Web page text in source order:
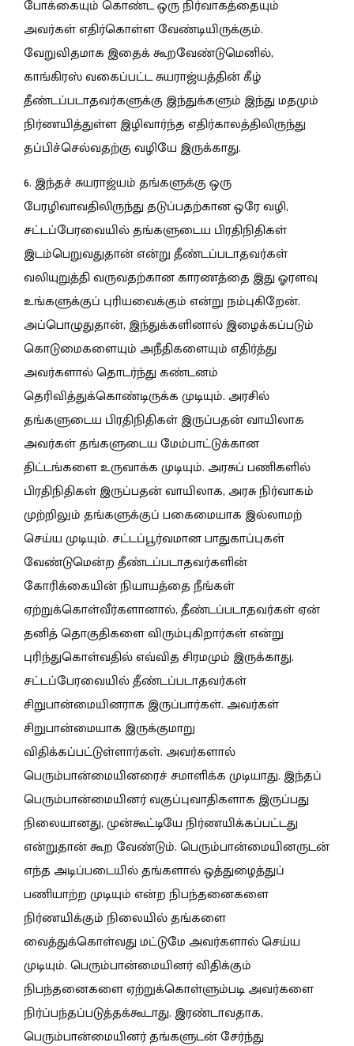
போக்கையும் கொண்ட ஒரு நிர்வாகத்தையும்
அவர்கள் எதிர்கொள்ள வேண்டியிருக்கும்.
வேறுவிதமாக இதைக் கூறவேண்டுமெனில்,
காங்கிரஸ் வகைப்பட்ட சுயராஜ்யத்தின் கீழ்
தீண்டப்படாதவர்களுக்கு இந்துக்களும் இந்து மதமும்
நிர்ணயித்துள்ள இழிவார்ந்த எதிர்காலத்திலிருந்து
தப்பிச்செல்வதற்கு வழியே இருக்காது.
6. இந்தச் சுயராஜ்யம் தங்களுக்கு ஒரு
பேரழிவாவதிலிருந்து தடுப்பதற்கான ஒரே வழி,
சட்டப்பேரவையில் தங்களுடைய பிரதிநிதிகள்
இடம்பெறுவதுதான் என்று தீண்டப்படாதவர்கள்
வலியுறுத்தி வருவதற்கான காரணத்தை இது ஓரளவு
உங்களுக்குப் புரியவைக்கும் என்று நம்புகிறேன்.
அப்பொழுதுதான், இந்துக்களினால் இழைக்கப்படும்
கொடுமைகளையும் அநீதிகளையும் எதிர்த்து
அவர்களால் தொடர்ந்து கண்டனம்
தெரிவித்துக்கொண்டிருக்க முடியும். அரசில்
தங்களுடைய பிரதிநிதிகள் இருப்பதன் வாயிலாக
அவர்கள் தங்களுடைய மேம்பாட்டுக்கான
திட்டங்களை உருவாக்க முடியும். அரசுப் பணிகளில்
பிரதிநிதிகள் இருப்பதன் வாயிலாக, அரசு நிர்வாகம்
முற்றிலும் தங்களுக்குப் பகைமையாக இல்லாமற்
செய்ய முடியும். சட்டப்பூர்வமான பாதுகாப்புகள்
வேண்டுமென்ற தீண்டப்படாதவர்களின்
கோரிக்கையின் நியாயத்தை நீங்கள்
ஏற்றுக்கொள்வீர்களானால், தீண்டப்படாதவர்கள் ஏன்
தனித் தொகுதிகளை விரும்புகிறார்கள் என்று
புரிந்துகொள்வதில் எவ்வித சிரமமும் இருக்காது.
சட்டப்பேரவையில் தீண்டப்படாதவர்கள்
சிறுபான்மையினராக இருப்பார்கள். அவர்கள்
சிறுபான்மையாக இருக்குமாறு
விதிக்கப்பட்டுள்ளார்கள். அவர்களால்
பெரும்பான்மையினரைச் சமாளிக்க முடியாது. இந்தப்
பெரும்பான்மையினர் வகுப்புவாதிகளாக இருப்பது
நிலையானது, முன்கூட்டியே நிர்ணயிக்கப்பட்டது
என்றுதான் கூற வேண்டும். பெரும்பான்மையினருடன்
எந்த அடிப்படையில் தங்களால் ஒத்துழைத்துப்
பணியாற்ற முடியும் என்ற நிபந்தனைகளை
நிர்ணயிக்கும் நிலையில் தங்களை
வைத்துக்கொள்வது மட்டுமே அவர்களால் செய்ய
முடியும். பெரும்பான்மையினர் விதிக்கும்
நிபந்தனைகளை ஏற்றுக்கொள்ளும்படி அவர்களை
நிர்ப்பந்தப்படுத்தக்கூடாது. இரண்டாவதாக,
பெரும்பான்மையினர் தங்களுடன் சேர்ந்து